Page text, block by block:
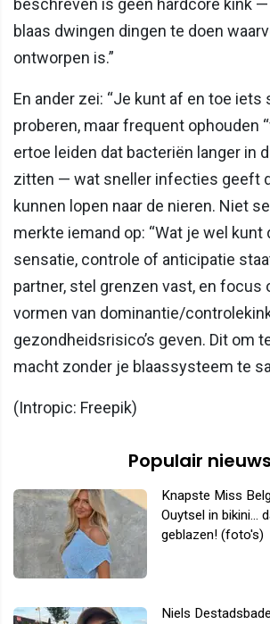
beschreven is geen hardcore kink
blaas dwingen dingen te doen
ontworpen is.”
En ander zei: “Je kunt af en toe iets
proberen, maar frequent ophouden
ertoe leiden dat bacteriën langer in
zitten — wat sneller infecties geeft
kunnen lopen naar de nieren. Niet
merkte iemand op: “Wat je wel kunt
sensatie, controle of anticipatie
partner, stel grenzen vast, en focus
vormen van dominantie/
gezondheidsrisico’s geven. Dit om
macht zonder je blaassysteem te
(Intropic: Freepik)
Populair nieuws
Knapste Miss
Ouytsel in bikini...
geblazen! (foto's)
Niels